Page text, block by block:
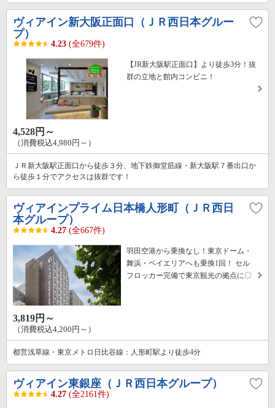
ヴィアイン新大阪正面口（ＪＲ西日本グルー
プ）
4.23 (全679件)
【JR新大阪駅正面口】より徒歩3分！抜
群の立地と館内コンビニ！
4,528円～
（消費税込4,980円～）
ＪＲ新大阪駅正面口から徒歩３分、地下鉄御堂筋線・新大阪駅７番出口か
ら徒歩１分でアクセスは抜群です！
ヴィアインプライム日本橋人形町（ＪＲ西日
本グループ）
4.27 (全667件)
羽田空港から乗換なし！東京ドーム・
舞浜・ベイエリアへも乗換1回！ セル
フロッカー完備で東京観光の拠点に〇
3,819円～
（消費税込4,200円～）
都営浅草線・東京メトロ日比谷線：人形町駅より徒歩4分
ヴィアイン東銀座（ＪＲ西日本グループ）
4.27 (全2161件)